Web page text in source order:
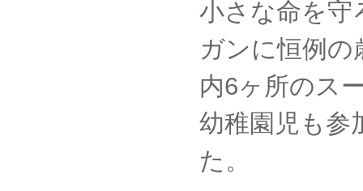
小さな命を守
ガンに恒例の
内6ヶ所のス
幼稚園児も参
た。